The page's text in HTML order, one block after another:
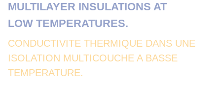
CONDUCTIVITE THERMIQUE DANS UNE
ISOLATION MULTICOUCHE A BASSE
TEMPERATURE.
MULTILAYER INSULATIONS AT
LOW TEMPERATURES.